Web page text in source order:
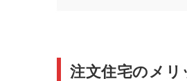
注文住宅のメ